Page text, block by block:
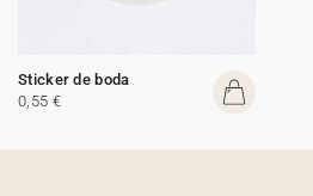
Sticker de boda
0,55 €